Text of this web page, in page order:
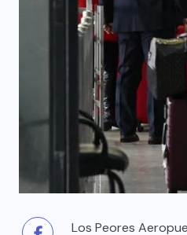
Los Peores